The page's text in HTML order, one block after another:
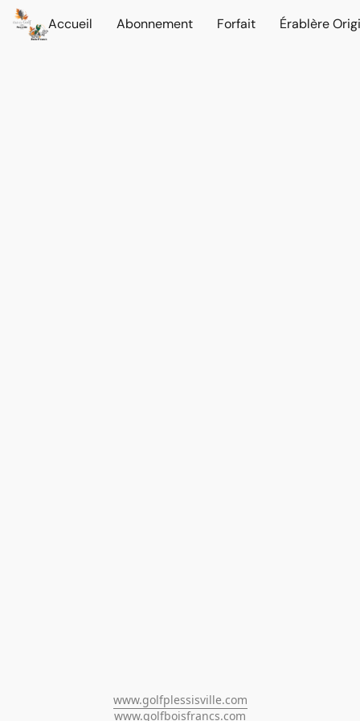
Accueil Abonnement Forfait Érablère
www.golfplessisville.com
www.golfboisfrancs.com